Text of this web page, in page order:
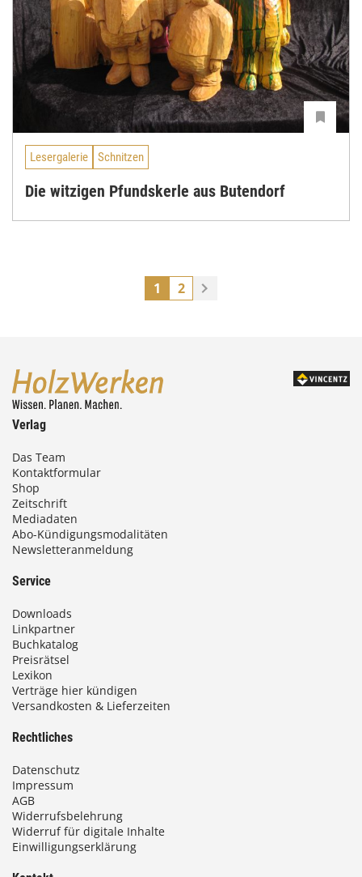
Lesergalerie Schnitzen
Die witzigen Pfundskerle aus Butendorf
1 2
Verlag
Das Team
Kontaktformular
Shop
Zeitschrift
Mediadaten
Abo-Kündigungsmodalitäten
Newsletteranmeldung
Service
Downloads
Linkpartner
Buchkatalog
Preisrätsel
Lexikon
Verträge hier kündigen
Versandkosten & Lieferzeiten
Rechtliches
Datenschutz
Impressum
AGB
Widerrufsbelehrung
Widerruf für digitale Inhalte
Einwilligungserklärung